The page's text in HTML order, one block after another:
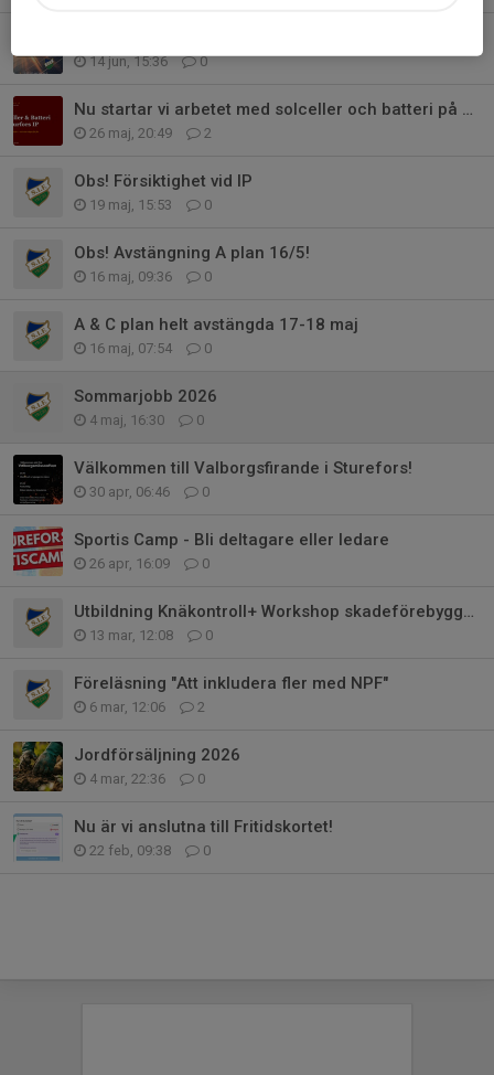
14 jun, 15:36 0
Nu startar vi arbetet med solceller och batteri på Bjurfors IP
26 maj, 20:49 2
Obs! Försiktighet vid IP
19 maj, 15:53 0
Obs! Avstängning A plan 16/5!
16 maj, 09:36 0
A & C plan helt avstängda 17-18 maj
16 maj, 07:54 0
Sommarjobb 2026
4 maj, 16:30 0
Välkommen till Valborgsfirande i Sturefors!
30 apr, 06:46 0
Sportis Camp - Bli deltagare eller ledare
26 apr, 16:09 0
Utbildning Knäkontroll+ Workshop skadeförebyggande träning
13 mar, 12:08 0
Föreläsning "Att inkludera fler med NPF"
6 mar, 12:06 2
Jordförsäljning 2026
4 mar, 22:36 0
Nu är vi anslutna till Fritidskortet!
22 feb, 09:38 0